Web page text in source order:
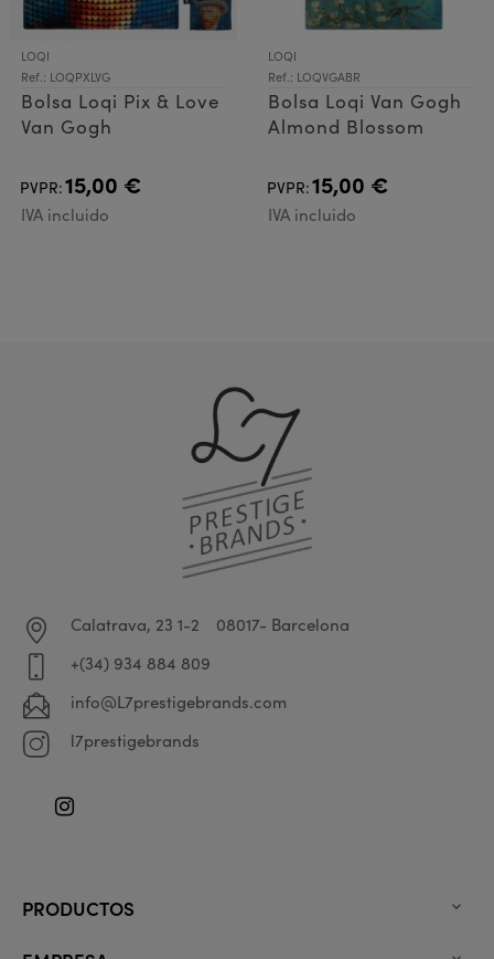
LOQI
Ref.: LOQPXLVG
Bolsa Loqi Pix & Love
Van Gogh
PVPR:15,00 €
IVA incluido
LOQI
Ref.: LOQVGABR
Bolsa Loqi Van Gogh
Almond Blossom
PVPR:15,00 €
IVA incluido
Calatrava, 23 1-2
08017- Barcelona
+(34) 934 884 809
info@L7prestigebrands.com
l7prestigebrands
Instagram
PRODUCTOS 